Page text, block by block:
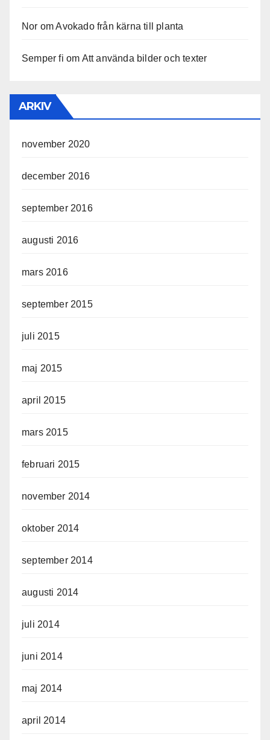
Nor omAvokado från kärna till planta
Semper fi om Att använda bilder och texter
ARKIV
november 2020
december 2016
september 2016
augusti 2016
mars 2016
september 2015
juli 2015
maj 2015
april 2015
mars 2015
februari 2015
november 2014
oktober 2014
september 2014
augusti 2014
juli 2014
juni 2014
maj 2014
april 2014